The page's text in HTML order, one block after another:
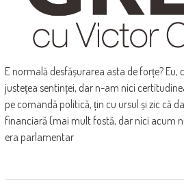
E normală desfășurarea asta de forțe? Eu,
justețea sentinței, dar n-am nici
pe comandă politică, țin cu ursul și zic că
financiară (mai mult fostă, dar nici acum
era parlamentar